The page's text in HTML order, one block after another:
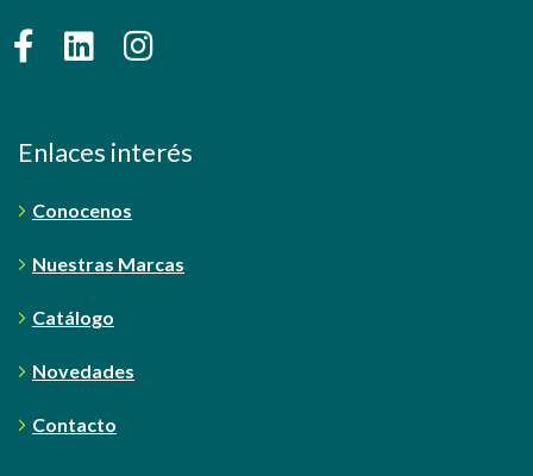
Enlaces interés
Conocenos
Nuestras Marcas
Catálogo
Novedades
Contacto